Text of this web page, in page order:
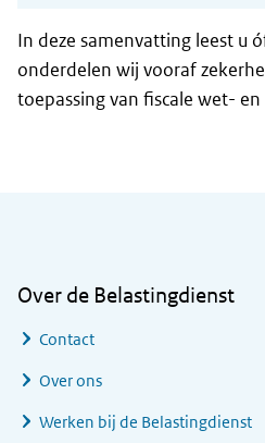
In deze samenvatting leest u
onderdelen wij vooraf
toepassing van fiscale wet-
Over de Belastingdienst
Contact
Over ons
Werken bij de Belastingdienst